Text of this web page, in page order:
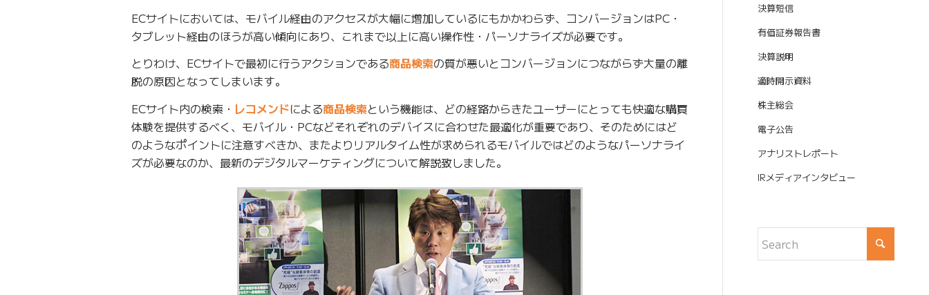
ECサイトにおいては、モバイル経由のアクセスが大幅に増加しているにもかかわらず、コンバージョンはPC・
タブレット経由のほうが高い傾向にあり、これまで以上に高い操作性・パーソナライズが必要です。
とりわけ、ECサイトで最初に行うアクションである商品検索の質が悪いとコンバージョンにつながらず大量の離
脱の原因となってしまいます。
ECサイト内の検索・ レコメンドによる商品検索という機能は、どの経路からきたユーザーにとっても快適な購買
体験を提供するべく、モバイル・PCなどそれぞれのデバイスに合わせた最適化が重要であり、そのためにはど
のようなポイントに注意すべきか、またよりリアルタイム性が求められるモバイルではどのようなパーソナライ
ズが必要なのか、最新のデジタルマーケティングについて解説致しました。
決算短信
有価証券報告書
決算説明
適時開示資料
株主総会
電子公告
アナリストレポート
IRメディアインタビュー